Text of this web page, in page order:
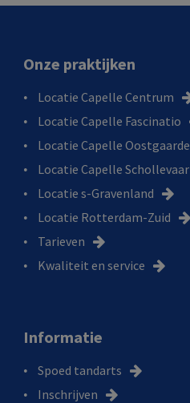
Onze praktijken
Locatie Capelle Centrum
Locatie Capelle Fascinatio
Locatie Capelle Oostgaarde
Locatie Capelle Schollevaar
Locatie s-Gravenland
Locatie Rotterdam-Zuid
Tarieven
Kwaliteit en service
Informatie
Spoed tandarts
Inschrijven